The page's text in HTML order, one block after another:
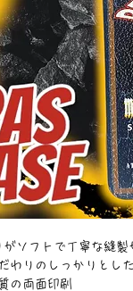
ソフトで丁寧な縫製
わりのしっかりとし
の両面印刷